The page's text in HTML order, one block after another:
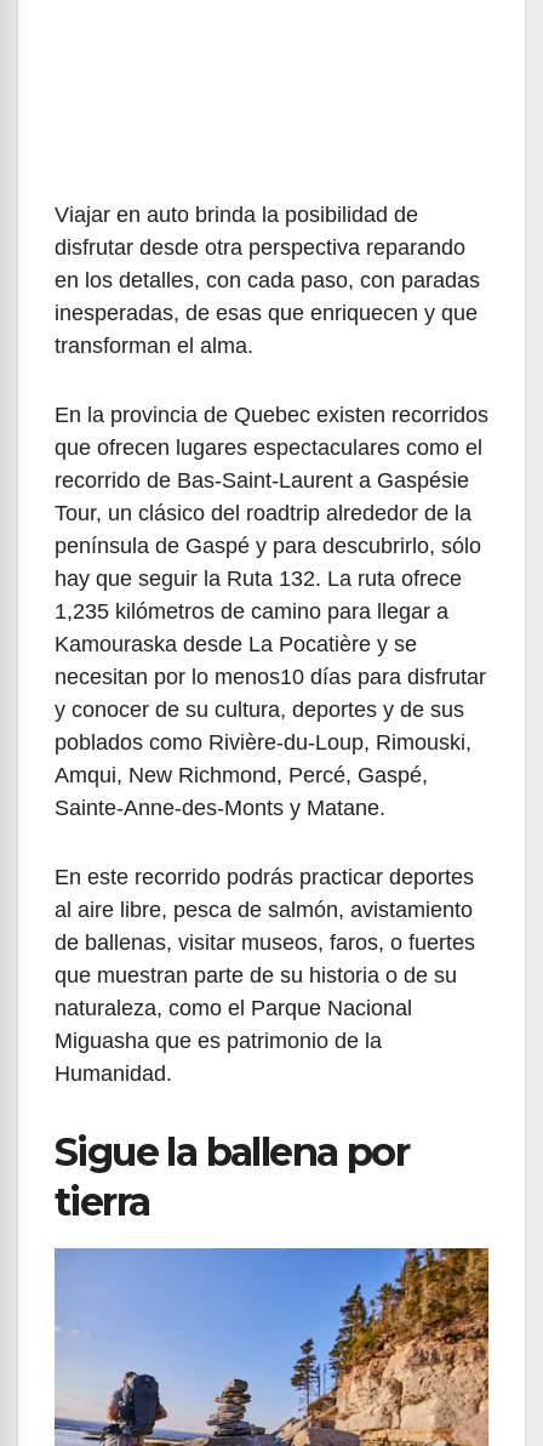
Viajar en auto brinda la posibilidad de
disfrutar desde otra perspectiva reparando
en los detalles, con cada paso, con paradas
inesperadas, de esas que enriquecen y que
transforman el alma.
En la provincia de Quebec existen recorridos
que ofrecen lugares espectaculares como el
recorrido de Bas-Saint-Laurent a Gaspésie
Tour, un clásico del roadtrip alrededor de la
península de Gaspé y para descubrirlo, sólo
hay que seguir la Ruta 132. La ruta ofrece
1,235 kilómetros de camino para llegar a
Kamouraska desde La Pocatière y se
necesitan por lo menos10 días para disfrutar
y conocer de su cultura, deportes y de sus
poblados como Rivière-du-Loup, Rimouski,
Amqui, New Richmond, Percé, Gaspé,
Sainte-Anne-des-Monts y Matane.
En este recorrido podrás practicar deportes
al aire libre, pesca de salmón, avistamiento
de ballenas, visitar museos, faros, o fuertes
que muestran parte de su historia o de su
naturaleza, como el Parque Nacional
Miguasha que es patrimonio de la
Humanidad.
Sigue la ballena por
tierra